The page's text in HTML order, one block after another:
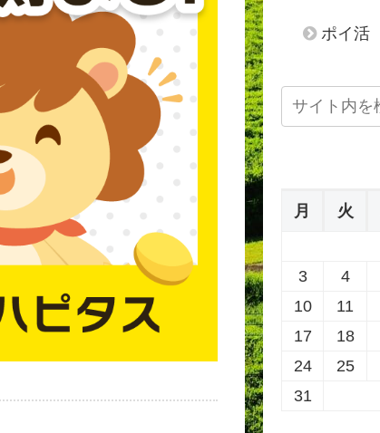
ポイ活
月 火
3
4
10
11
17
18
24
25
31